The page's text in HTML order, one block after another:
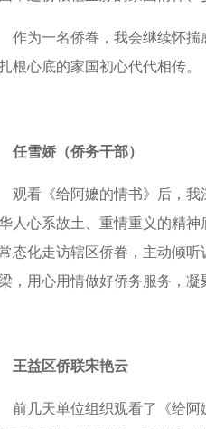
作为一名侨眷，我会继续怀揣
根心底的家国初心代代相传。
任雪娇（侨务干部）
观看《给阿嬷的情书》后，
人心系故土、重情重义的精
态化走访辖区侨眷，主动倾
，用心用情做好侨务服务，凝
王益区侨联宋艳云
前几天单位组织观看了《给